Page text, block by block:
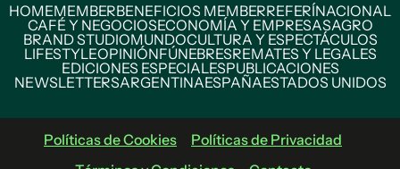
HOMEMEMBERBENEFICIOS MEMBERREFERÍNACIONAL
CAFÉ Y NEGOCIOSECONOMÍA Y EMPRESASAGRO
BRAND STUDIOMUNDOCULTURA Y ESPECTÁCULOS
LIFESTYLEOPINIÓNFÚNEBRESREMATES Y LEGALES
EDICIONES ESPECIALESPUBLICACIONES
NEWSLETTERSARGENTINAESPAÑAESTADOS UNIDOS
Políticas de Cookies
Políticas de Privacidad